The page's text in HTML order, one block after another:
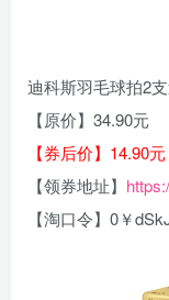
迪科斯羽毛球拍2
【原价】34.90元
【券后价】14.90元
【领券地址】
【淘口令】0￥